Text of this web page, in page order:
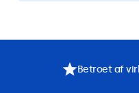
Betroet af